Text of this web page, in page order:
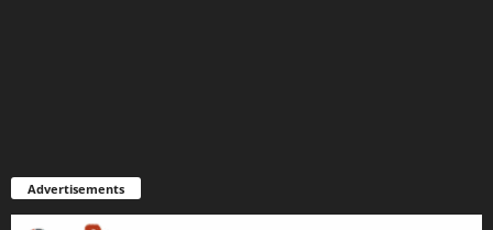
Advertisements